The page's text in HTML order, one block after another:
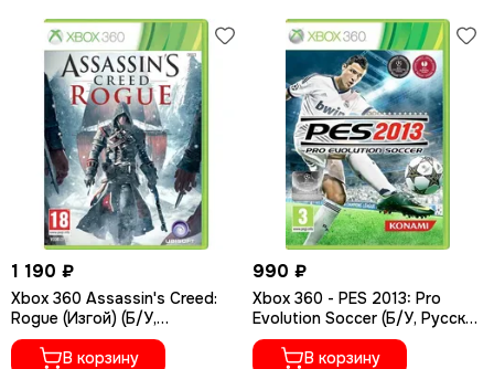
1 190 ₽
Xbox 360 Assassin's Creed:
Rogue (Изгой) (Б/У,
Полностью на русском
языке)В корзину
990 ₽
Xbox 360 - PES 2013: Pro
Evolution Soccer (Б/У, Русские
субтитры)
В корзину